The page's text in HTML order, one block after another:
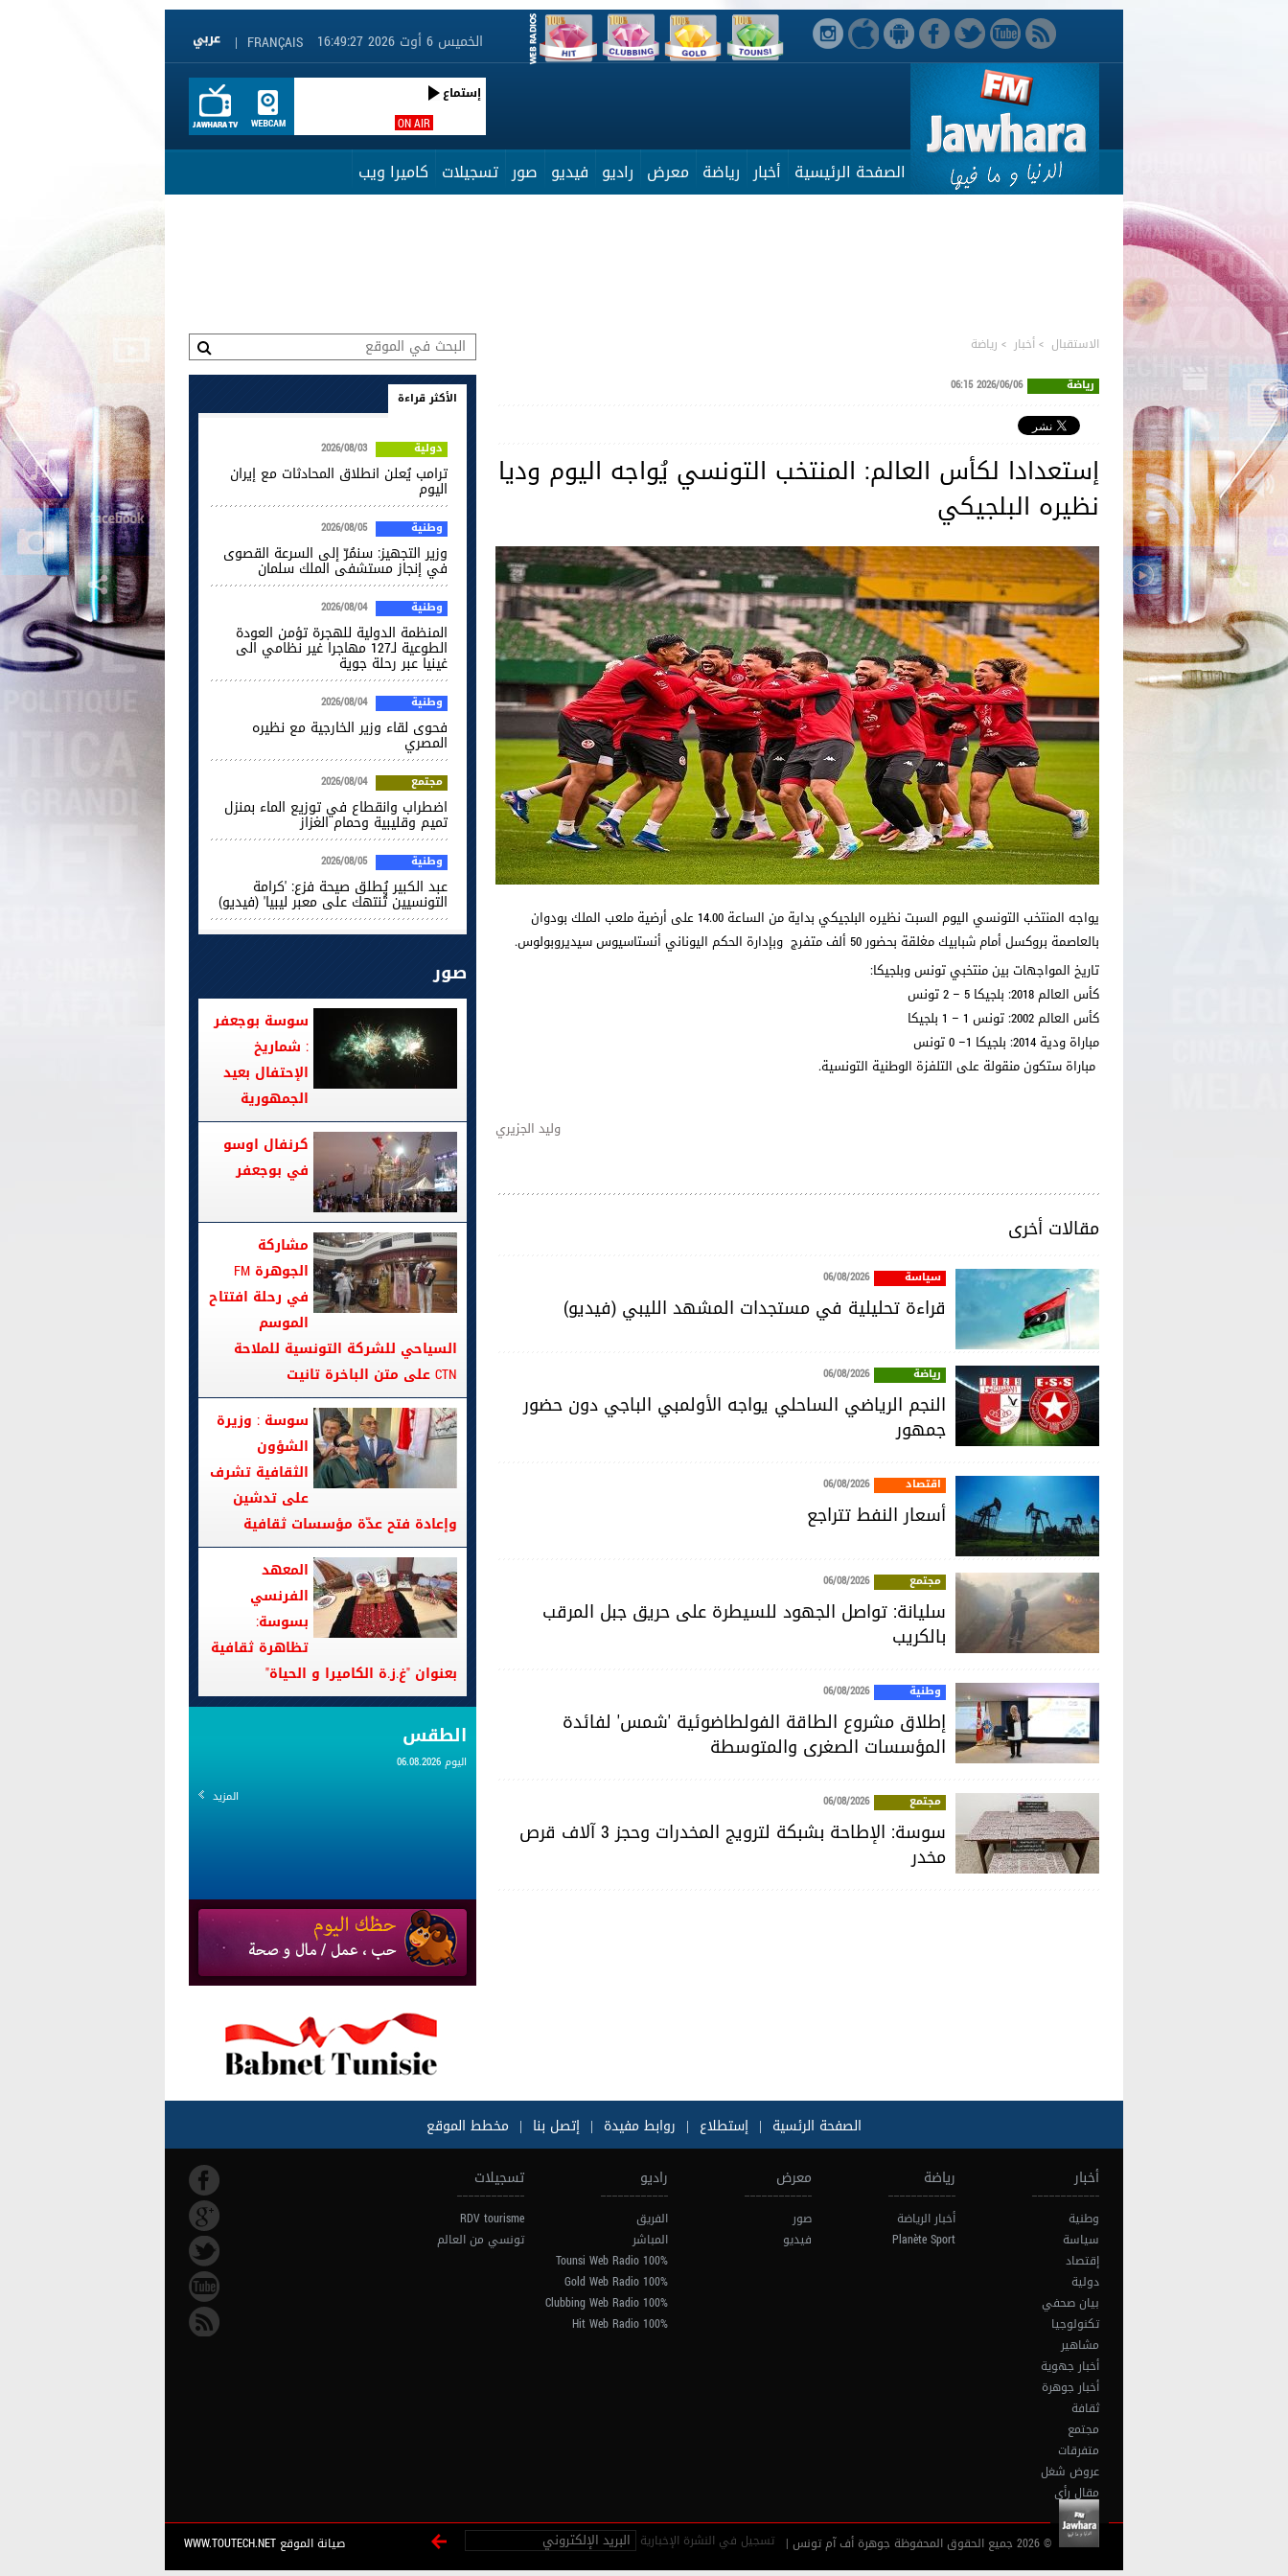
FRANÇAIS
| الخميس 6 أوت 2026 16:49:27
ON AIR
إستماع
الصفحة الرئيسية أخبار رياضة معرض راديو فيديو صور تسجيلات كاميرا ويب
الاستقبال >أخبار > رياضة
رياضة 2026/06/06 06:15
إستعدادا لكأس العالم: المنتخب التونسي يُواجه اليوم وديا
نظيره البلجيكي
يواجه المنتخب التونسي اليوم السبت نظيره البلجيكي بداية من الساعة 14.00 على أرضية ملعب الملك بودوان
بالعاصمة بروكسل أمام شبابيك مغلقة بحضور 50 ألف متفرج وبإدارة الحكم اليوناني أنستاسيوس سيديروبولوس.
تاريخ المواجهات بين منتخبي تونس وبلجيكا:
كأس العالم 2018: بلجيكا 5 – 2 تونس
كأس العالم 2002: تونس 1 – 1 بلجيكا
مباراة ودية 2014: بلجيكا 1– 0 تونس
مباراة ستكون منقولة على التلفزة الوطنية التونسية.
وليد الجزيري
مقالات أخرى
سياسة 06/08/2026
قراءة تحليلية في مستجدات المشهد الليبي (فيديو)
رياضة 06/08/2026
النجم الرياضي الساحلي يواجه الأولمبي الباجي دون حضور
جمهور
اقتصاد 06/08/2026
أسعار النفط تتراجع
مجتمع 06/08/2026
سليانة: تواصل الجهود للسيطرة على حريق جبل المرقب
بالكريب
وطنية 06/08/2026
إطلاق مشروع الطاقة الفولطاضوئية 'شمس' لفائدة
المؤسسات الصغرى والمتوسطة
مجتمع 06/08/2026
سوسة: الإطاحة بشبكة لترويج المخدرات وحجز 3 آلاف قرص
مخدر
الأكثر قراءة
دولية 2026/08/03
ترامب يُعلن انطلاق المحادثات مع إيران
اليوم
وطنية 2026/08/05
وزير التجهيز: سنمُرّ إلى السرعة القصوى
في إنجاز مستشفى الملك سلمان
وطنية 2026/08/04
المنظمة الدولية للهجرة تؤمن العودة
الطوعية لـ127 مهاجرا غير نظامي الى
غينيا عبر رحلة جوية
وطنية 2026/08/04
فحوى لقاء وزير الخارجية مع نظيره
المصري
مجتمع 2026/08/04
اضطراب وانقطاع في توزيع الماء بمنزل
تميم وقليبية وحمام الغزاز
وطنية 2026/08/05
عبد الكبير يُطلق صيحة فزع: 'كرامة
التونسيين تُنتهك على معبر ليبيا' (فيديو)
صور
سوسة بوجعفر
: شماريخ
الإحتفال بعيد
الجمهورية
كرنفال اوسو
في بوجعفر
مشاركة
الجوهرة FM
في رحلة افتتاح
الموسم
السياحي للشركة التونسية للملاحة
CTN على متن الباخرة تانيت
سوسة : وزيرة
الشؤون
الثقافية تشرف
على تدشين
وإعادة فتح عدّة مؤسسات ثقافية
المعهد
الفرنسي
بسوسة:
تظاهرة ثقافية
بعنوان "غ.ز.ة الكاميرا و الحياة"
الطقس
اليوم 06.08.2026
المزيد
الصفحة الرئسية | إستطلاع | روابط مفيدة | إتصل بنا | مخطط الموقع
أخبار
وطنية
سياسة
إقتصاد
دولية
بيان صحفي
تكنولوجيا
مشاهير
أخبار جهوية
أخبار جوهرة
ثقافة
مجتمع
متفرقات
عروض شغل
مقال رأي
رياضة
أخبار الرياضة
Planète Sport
معرض
صور
فيديو
راديو
الفريق
المباشر
100% Tounsi Web Radio
100% Gold Web Radio
100% Clubbing Web Radio
100% Hit Web Radio
تسجيلات
RDV tourisme
تونسي من العالم
© 2026 جميع الحقوق المحفوظة جوهرة أف آم تونس | تسجيل في النشرة الإخبارية صيانة الموقع WWW.TOUTECH.NET